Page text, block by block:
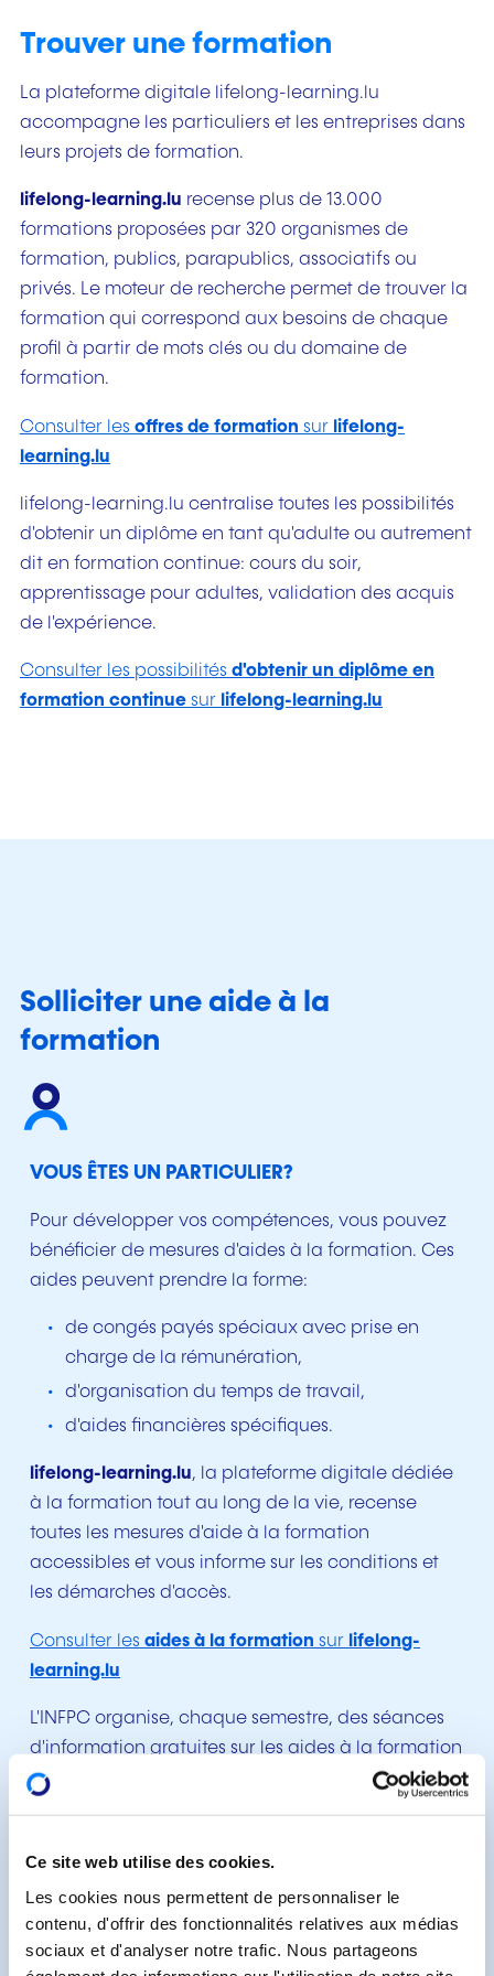
Ce site web utilise des cookies.
Les cookies nous permettent de personnaliser le
contenu, d'offrir des fonctionnalités relatives aux médias
sociaux et d'analyser notre trafic. Nous partageons
Trouver une formation
La plateforme digitale lifelong-learning.lu
accompagne les particuliers et les entreprises dans
leurs projets de formation.
lifelong-learning.lu recense plus de 13.000
formations proposées par 320 organismes de
formation, publics, parapublics, associatifs ou
privés. Le moteur de recherche permet de trouver la
formation qui correspond aux besoins de chaque
profil à partir de mots clés ou du domaine de
formation.
Consulter les offres de formation sur lifelong-
learning.lu
lifelong-learning.lu centralise toutes les possibilités
d'obtenir un diplôme en tant qu'adulte ou autrement
dit en formation continue: cours du soir,
apprentissage pour adultes, validation des acquis
de l'expérience.
Consulter les possibilités d'obtenir un diplôme en
formation continue sur lifelong-learning.lu
Solliciter une aide à la
formation
VOUS ÊTES UN PARTICULIER?
Pour développer vos compétences, vous pouvez
bénéficier de mesures d'aides à la formation. Ces
aides peuvent prendre la forme:
de congés payés spéciaux avec prise en
charge de la rémunération,
d'organisation du temps de travail,
d'aides financières spécifiques.
lifelong-learning.lu, la plateforme digitale dédiée
à la formation tout au long de la vie, recense
toutes les mesures d'aide à la formation
accessibles et vous informe sur les conditions et
les démarches d'accès.
Consulter les aides à la formation sur lifelong-
learning.lu
L'INFPC organise, chaque semestre, des séances
d'information gratuites sur les aides à la formation
pour particuliers.
formation pour particuliers